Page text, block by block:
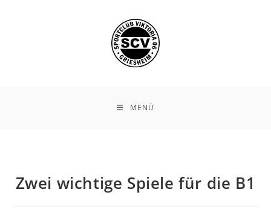
MENÜ
Zwei wichtige Spiele für die B1